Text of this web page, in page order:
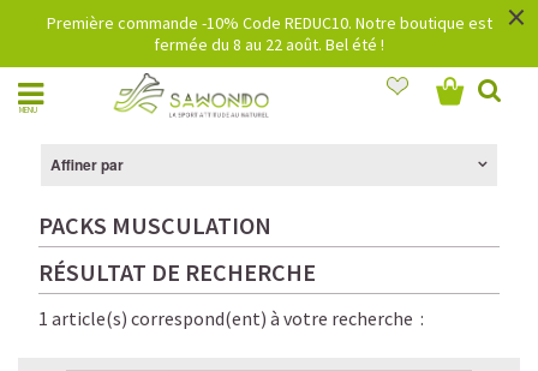
Première commande -10% Code REDUC10. Notre boutique est
fermée du 8 au 22 août. Bel été !
×
MENU
Affiner par
PACKS MUSCULATION
RÉSULTAT DE RECHERCHE
1 article(s) correspond(ent) à votre recherche :